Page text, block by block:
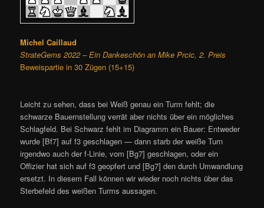
Michel Caillaud
StrateGems 2022 – Ein Dankeschön an Mike Prcic, 2. Preis
Beweispartie in 30 Zügen (15+15)
Leicht zu sehen, dass bei Weiß genau ein Turm fehlt; die
schwarze Bauernstellung verrät aber nichts über ein mögliches
Schlagfeld. Bei Schwarz fehlt im Diagramm ein Bauer: Entweder
wurde [Bf7] auf f3 geschlagen — dann starb der weiße Turn
irgendwo auch der f-Linie, vom [Bg7] geschlagen, oder ein
Offizier hat sich auf f3 geopfert und [Bg7] den durch Umwandlung
ersetzt. In diesem Fall können wir wieder noch nichts über das
Sterbefeld des weißen Turms aussagen.